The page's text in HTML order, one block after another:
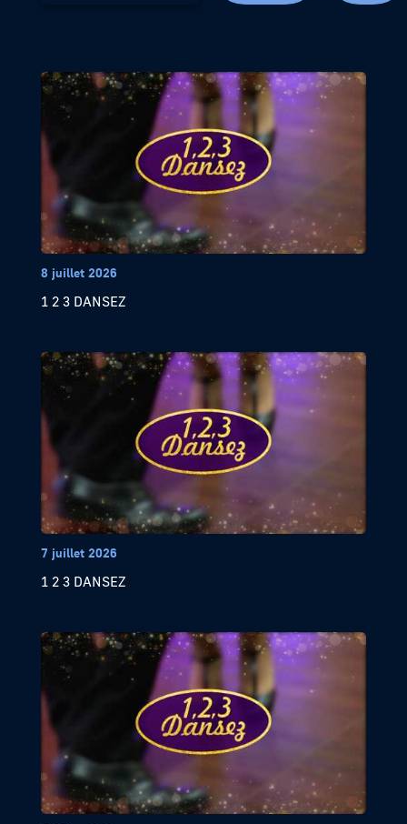
8 juillet 2026
1 2 3 DANSEZ
7 juillet 2026
1 2 3 DANSEZ